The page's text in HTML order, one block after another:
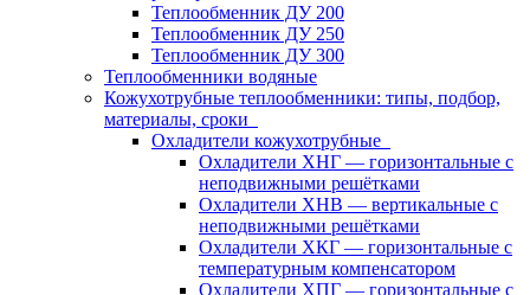
Теплообменник ДУ 200
Теплообменник ДУ 250
Теплообменник ДУ 300
Теплообменники водяные
Кожухотрубные теплообменники: типы, подбор,
материалы, сроки
Охладители кожухотрубные
Охладители ХНГ — горизонтальные с
неподвижными решётками
Охладители ХНВ — вертикальные с
неподвижными решётками
Охладители ХКГ — горизонтальные с
температурным компенсатором
Охладители ХПГ — горизонтальные с